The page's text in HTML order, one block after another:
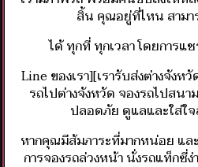
สิ้น​ คุณอยู่ที่ไหน​ สามา
ได้​ ทุกที่​ ทุกเวลา​ โดยการ​
Line​ ของเรา​]​[เรารับส่งต่างจังห
รถไปต่างจังหวัด​ จองรถไปสน
ปลอดภัย​ ดูแลและใส่ใ
หากคุณมีส้มภาระที่มากหน่อย​ แล
การจองรถล่วงหน้า​ นั่งรถแท็กซี่